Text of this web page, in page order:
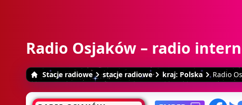
Radio Osjaków – radio
Stacje radiowe stacje radiowe kraj: Polska Radio